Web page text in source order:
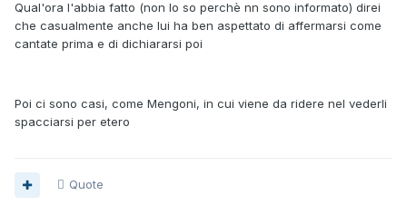
Qual'ora l'abbia fatto (non lo so perchè nn sono informato) direi
che casualmente anche lui ha ben aspettato di affermarsi come
cantate prima e di dichiararsi poi
Poi ci sono casi, come Mengoni, in cui viene da ridere nel vederli
spacciarsi per etero
Quote